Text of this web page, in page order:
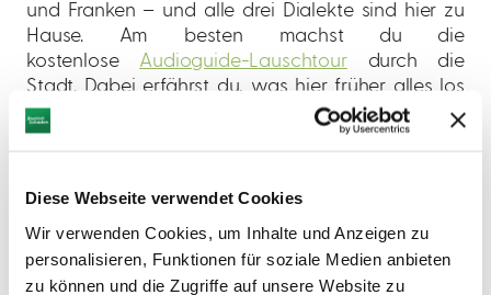
Diese Webseite verwendet Cookies
Wir verwenden Cookies, um Inhalte und Anzeigen zu
personalisieren, Funktionen für soziale Medien anbieten
zu können und die Zugriffe auf unsere Website zu
und Franken – und alle drei Dialekte sind hier zu
Hause. Am besten machst du die
kostenlose Audioguide-Lauschtourdurch die
Stadt. Dabei erfährst du, was hier früher alles los
war, wie Martin Luther seine Rettung fand und wo
sich die Spuren eines spektakulären